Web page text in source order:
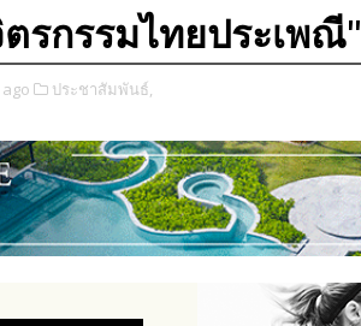
รกรรมไทยประเพณี"
ประชาสัมพันธ์,